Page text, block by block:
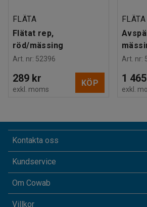
FLÄTA
Flätat rep,
röd/mässing
Art. nr: 52396
289 kr
exkl. moms
KÖP
FLÄTA
Art. nr:
1
exkl.
Kontakta oss
Kundservice
Om Cowab
Villkor